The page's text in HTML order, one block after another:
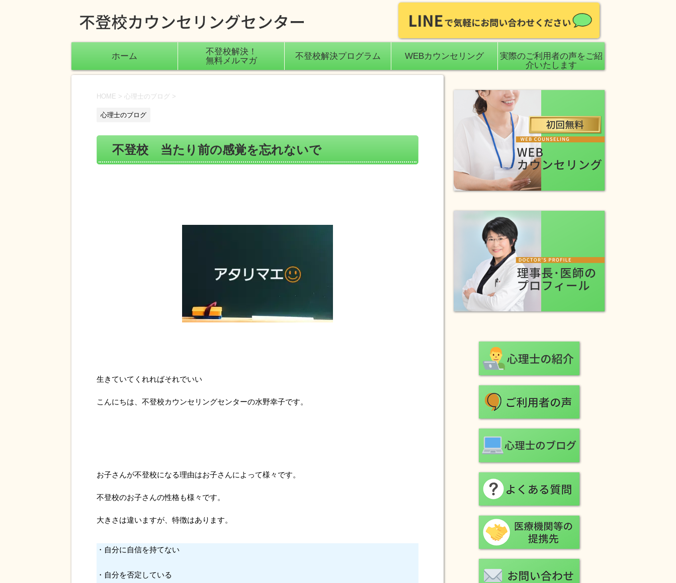
ホーム
不登校解決！
無料メルマガ
不登校解決プログラム WEBカウンセリング
実際のご利用者の声をご紹
介いたします
HOME > 心理士のブログ >
心理士のブログ
不登校 当たり前の感覚を忘れないで
生きていてくれればそれでいい
こんにちは、不登校カウンセリングセンターの水野幸子です。
お子さんが不登校になる理由はお子さんによって様々です。
不登校のお子さんの性格も様々です。
大きさは違いますが、特徴はあります。
・自分に自信を持てない
・自分を否定している